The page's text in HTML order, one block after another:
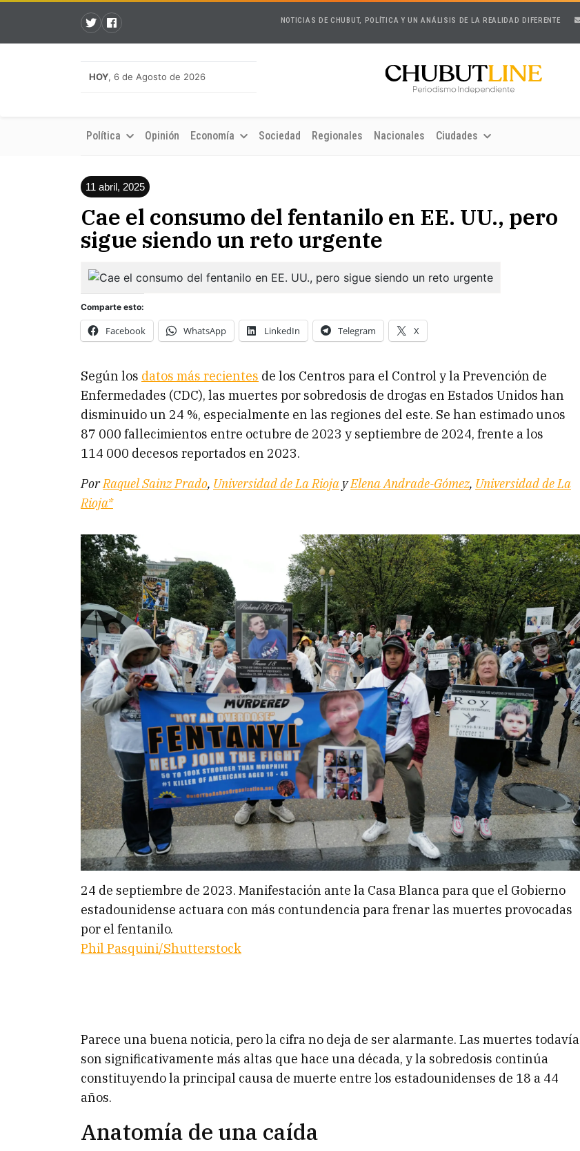
NOTICIAS DE CHUBUT, POLÍTICA Y UN ANÁLISIS DE LA REALIDAD DIFERENTE
HOY, 6 de Agosto de 2026
Política Opinión Economía Sociedad Regionales Nacionales Ciudades
11 abril, 2025
Cae el consumo del fentanilo en EE. UU., pero
sigue siendo un reto urgente
Comparte esto:
Facebook WhatsApp LinkedIn Telegram X
Según los datos más recientes de los Centros para el Control y la Prevención de
Enfermedades (CDC), las muertes por sobredosis de drogas en Estados Unidos han
disminuido un 24 %, especialmente en las regiones del este. Se han estimado unos
87 000 fallecimientos entre octubre de 2023 y septiembre de 2024, frente a los
114 000 decesos reportados en 2023.
PorRaquel Sainz Prado, Universidad de La Rioja yElena Andrade-Gómez, Universidad de La
Rioja*
24 de septiembre de 2023. Manifestación ante la Casa Blanca para que el Gobierno
estadounidense actuara con más contundencia para frenar las muertes provocadas
por el fentanilo.
Phil Pasquini/Shutterstock
Parece una buena noticia, pero la cifra no deja de ser alarmante. Las muertes todavía
son significativamente más altas que hace una década, y la sobredosis continúa
constituyendo la principal causa de muerte entre los estadounidenses de 18 a 44
años.
Anatomía de una caída